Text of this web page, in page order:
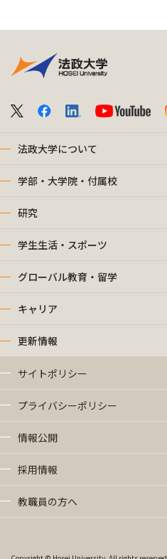
法政大学について
学部・大学院・付属校
研究
学生生活・スポーツ
グローバル教育・留学
キャリア
更新情報
サイトポリシー
プライバシーポリシー
情報公開
採用情報
教職員の方へ